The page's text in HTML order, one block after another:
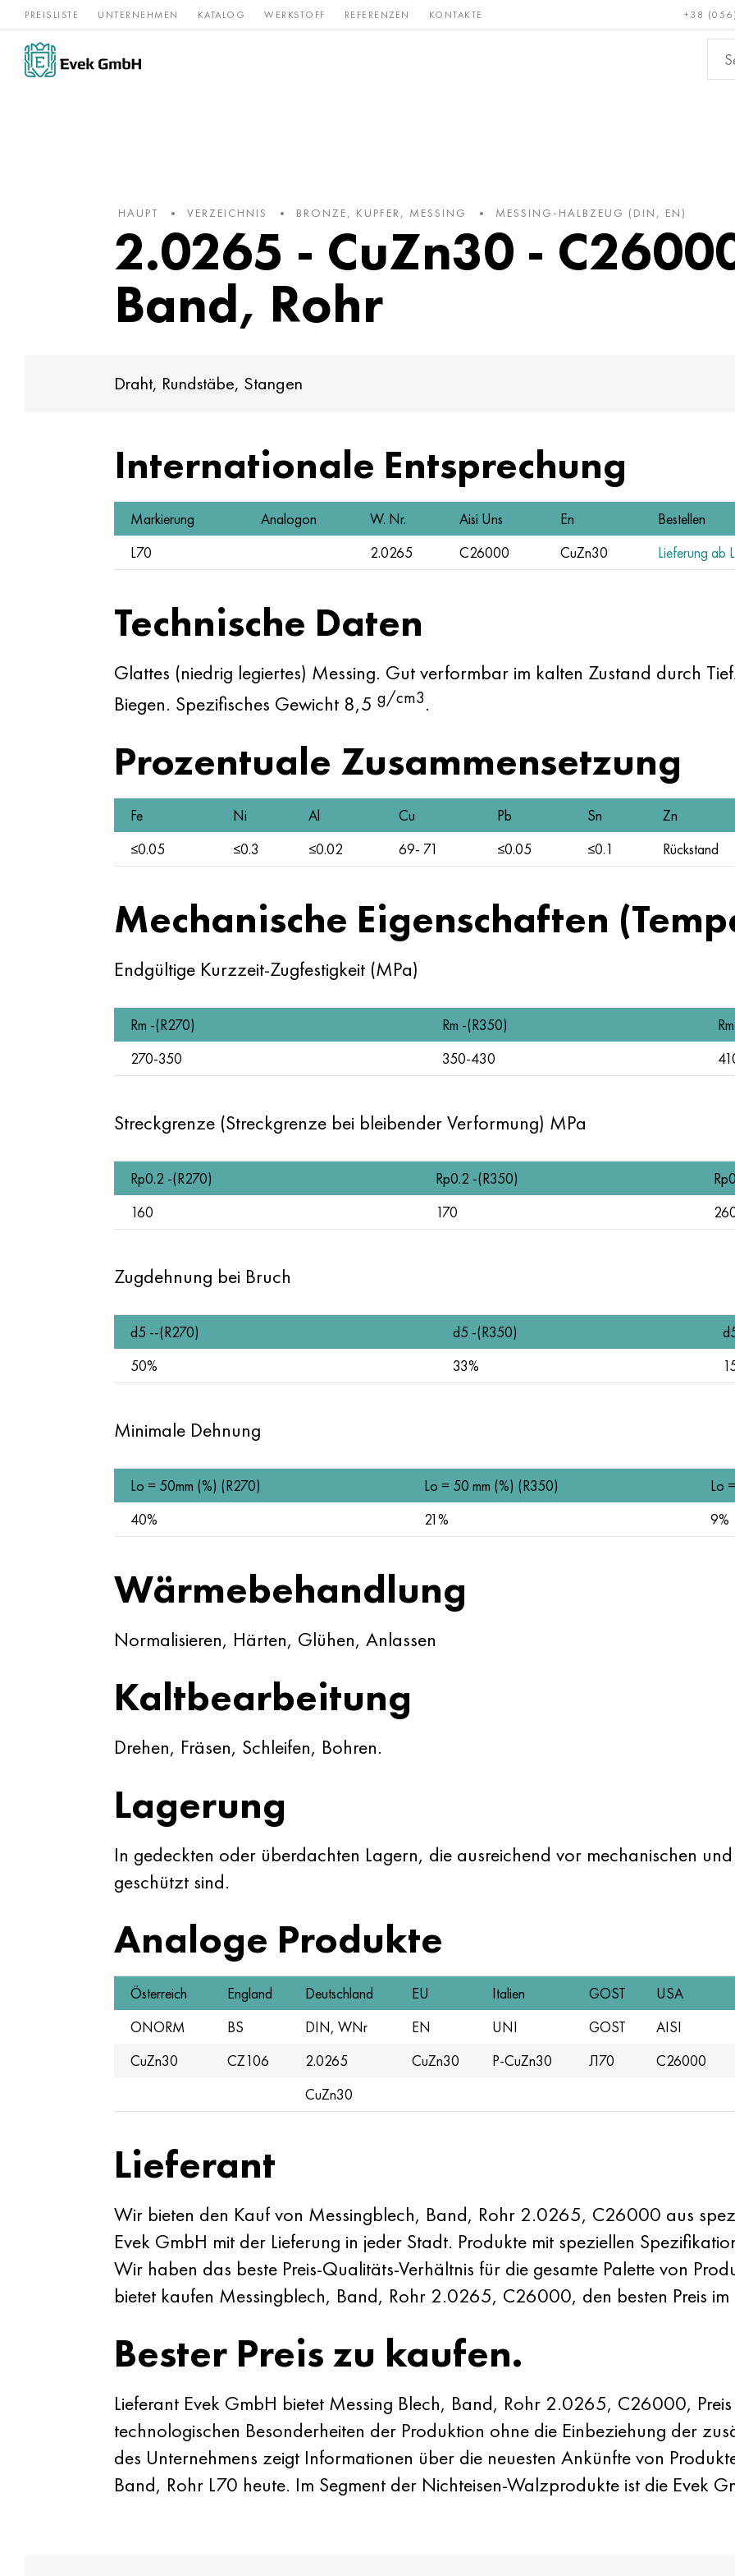
PREISLISTE UNTERNEHMEN KATALOG WERKSTOFF REFERENZEN KONTAKTE +38
Nickel Rostfreier Seltene Erden & Bronze, Kupfer,
HAUPT VERZEICHNIS BRONZE, KUPFER, MESSING MESSING-HALBZEUG (DIN, EN)
2.0265 - CuZn30 -
Band, Rohr
Draht, Rundstäbe, Stangen
Internationale Entsprechung
Markierung Analogon W. Nr. Aisi Uns En
Bestellen
L70
2.0265 C26000 CuZn30 Lieferung ab
Technische Daten
Glattes (niedrig legiertes) Messing. Gut verformbar im kalten Zustand durch
Biegen. Spezifisches Gewicht 8,5 g/cm3.
Prozentuale Zusammensetzung
Fe Ni Al Cu Pb Sn Zn
≤0.05
≤0.3 ≤0.02 69- 71 ≤0.05 ≤0.1 Rückstand
Mechanische Eigenschaften
Endgültige Kurzzeit-Zugfestigkeit (MPa)
Rm -(R270) Rm -(R350)
270-350
350-430
Streckgrenze (Streckgrenze bei bleibender Verformung) MPa
Rp0.2 -(R270) Rp0.2 -(R350)
160
170
Zugdehnung bei Bruch
d5 --(R270) d5 -(R350)
50%
33%
Minimale Dehnung
Lo = 50mm (%) (R270) Lo = 50 mm (%) (R350)
Lo
40%
21% 9%
Wärmebehandlung
Normalisieren, Härten, Glühen, Anlassen
Kaltbearbeitung
Drehen, Fräsen, Schleifen, Bohren.
Lagerung
In gedeckten oder überdachten Lagern, die ausreichend vor mechanischen
geschützt sind.
Analoge Produkte
Österreich England Deutschland EU Italien GOST USA
ONORM
BS DIN, WNr EN UNI GOST AISI
CuZn30
CZ106 2.0265 CuZn30 P-CuZn30 Л70 C26000
CuZn30
Lieferant
Wir bieten den Kauf von Messingblech, Band, Rohr 2.0265, C26000 aus
Evek GmbH mit der Lieferung in jeder Stadt. Produkte mit speziellen
Wir haben das beste Preis-Qualitäts-Verhältnis für die gesamte Palette von
bietet kaufen Messingblech, Band, Rohr 2.0265, C26000, den besten Preis im
Bester Preis zu kaufen.
Lieferant Evek GmbH bietet Messing Blech, Band, Rohr 2.0265, C26000,
technologischen Besonderheiten der Produktion ohne die Einbeziehung der
des Unternehmens zeigt Informationen über die neuesten Ankünfte von
Band, Rohr L70 heute. Im Segment der Nichteisen-Walzprodukte ist die Evek